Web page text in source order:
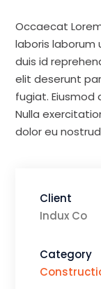
Occaecat
laboris laborum
duis id
elit deserunt
fugiat. Eiusmod
Nulla
dolor eu
Client
Indux Co
Category